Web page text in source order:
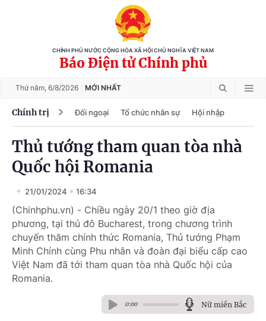
CHÍNH PHỦ NƯỚC CỘNG HÒA XÃ HỘI CHỦ NGHĨA VIỆT NAM
Báo Điện tử Chính phủ
Thứ năm, 6/8/2026 MỚI NHẤT
Chính trị Đối ngoại Tổ chức nhân sự Hội nhập
Thủ tướng tham quan tòa nhà
Quốc hội Romania
21/01/2024 16:34
(Chinhphu.vn) - Chiều ngày 20/1 theo giờ địa
phương, tại thủ đô Bucharest, trong chương trình
chuyến thăm chính thức Romania, Thủ tướng Phạm
Minh Chính cùng Phu nhân và đoàn đại biểu cấp cao
Việt Nam đã tới tham quan tòa nhà Quốc hội của
Romania.
0:00 Nữ miền Bắc